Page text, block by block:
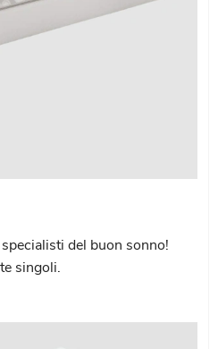
del buon sonno!
singoli.